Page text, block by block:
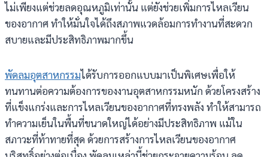
ไม่เพียงแต่ช่วยลดอุณหภูมิเท่านั้น แต่ยังช่วยเพิ่มการไหลเวียน
ของอากาศ ทำให้มั่นใจได้ถึงสภาพแวดล้อมการทำงานที่สะดวก
สบายและมีประสิทธิภาพมากขึ้น
พัดลมอุตสาหกรรมได้รับการออกแบบมาเป็นพิเศษเพื่อให้
ทนทานต่อความต้องการของงานอุตสาหกรรมหนัก ด้วยโครงสร้าง
ที่แข็งแกร่งและการไหลเวียนของอากาศที่ทรงพลัง ทำให้สามารถ
ทำความเย็นในพื้นที่ขนาดใหญ่ได้อย่างมีประสิทธิภาพ แม้ใน
สภาวะที่ท้าทายที่สุด ด้วยการสร้างการไหลเวียนของอากาศ